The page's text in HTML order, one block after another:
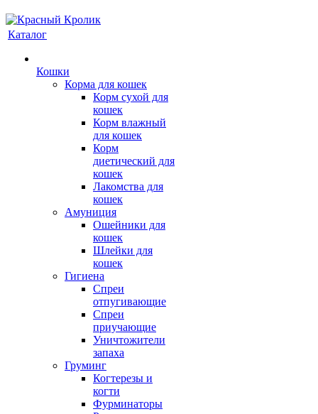
Каталог
Кошки
Корма для кошек
Корм сухой для
кошек
Корм влажный
для кошек
Корм
диетический для
кошек
Лакомства для
кошек
Амуниция
Ошейники для
кошек
Шлейки для
кошек
Гигиена
Спреи
отпугивающие
Спреи
приучающие
Уничтожители
запаха
Груминг
Когтерезы и
когти
Фурминаторы